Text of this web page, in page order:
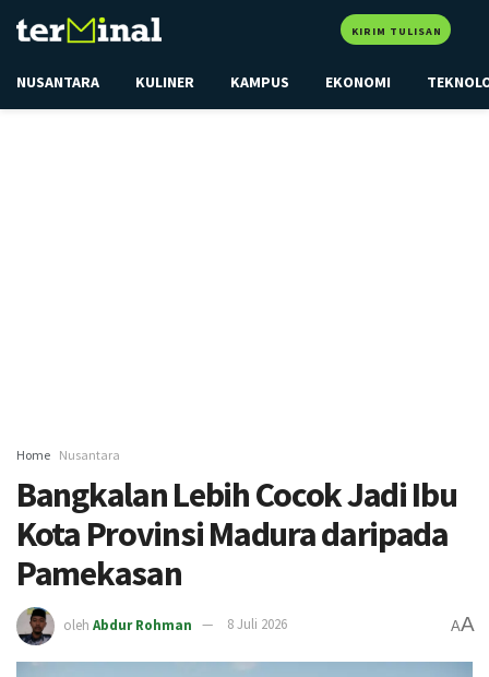
KIRIM TULISAN
NUSANTARA KULINER KAMPUS EKONOMI
Home Nusantara
Bangkalan Lebih Cocok Jadi Ibu
Kota Provinsi Madura daripada
Pamekasan
oleh Abdur Rohman 8 Juli 2026 AA